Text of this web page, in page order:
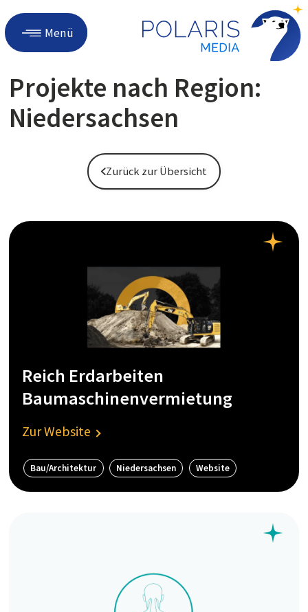
Menü
Projekte nach Region:
Niedersachsen
Zurück zur Übersicht
Reich Erdarbeiten
Baumaschinenvermietung
Zur Website
Bau/Architektur Niedersachsen Website